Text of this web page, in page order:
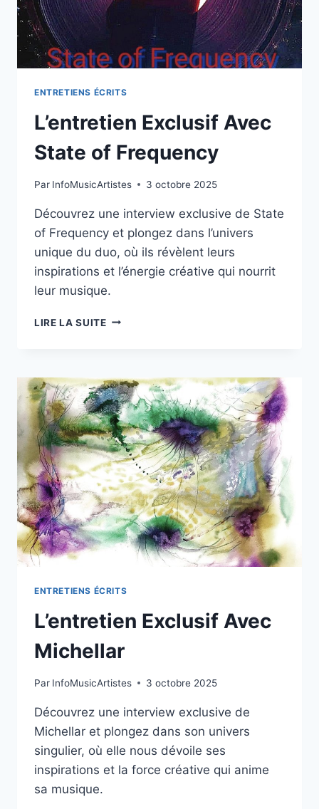
ENTRETIENS ÉCRITS
L’entretien Exclusif Avec
State of Frequency
Par InfoMusicArtistes 3 octobre 2025
Découvrez une interview exclusive de State
of Frequency et plongez dans l’univers
unique du duo, où ils révèlent leurs
inspirations et l’énergie créative qui nourrit
leur musique.
LIRE LA SUITEL’ENTRETIEN
OF
FREQUENCY
ENTRETIENS ÉCRITS
L’entretien Exclusif Avec
Michellar
Par InfoMusicArtistes 3 octobre 2025
Découvrez une interview exclusive de
Michellar et plongez dans son univers
singulier, où elle nous dévoile ses
inspirations et la force créative qui anime
sa musique.